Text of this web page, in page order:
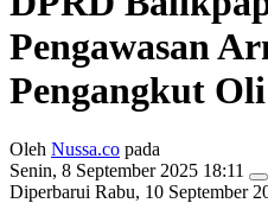
Pengawasan
Pengangkut
Oleh Nussa.co pada
Senin, 8 September 2025 18:11
Diperbarui Rabu, 10 September